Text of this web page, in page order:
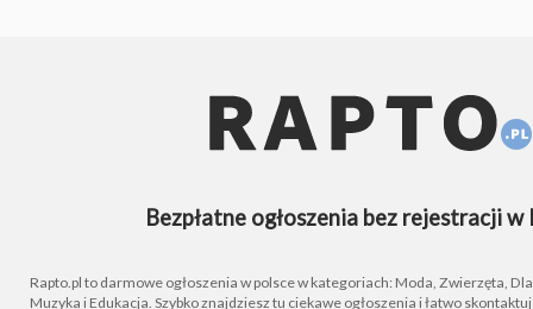
Bezpłatne ogłoszenia bez rejestracji w
Rapto.pl to darmowe ogłoszenia w polsce w kategoriach: Moda, Zwierzęta, Dla
Muzyka i Edukacja. Szybko znajdziesz tu ciekawe ogłoszenia i łatwo